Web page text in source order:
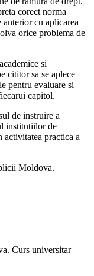
corect norma
cu aplicarea
orice problema de
si
cititor sa se aplece
pentru evaluare si
capitol.
de instruire a
institutiilor de
practica a
Moldova.
Curs universitar